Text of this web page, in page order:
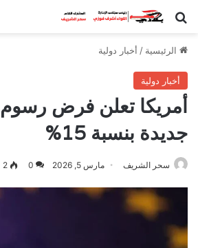
بحث عن
الرئيسية / أخبار دولية
أخبار دولية
أمريكا تعلن فرض
جديدة بنسبة 15%
سحر الشريف مارس 5, 2026 0
2